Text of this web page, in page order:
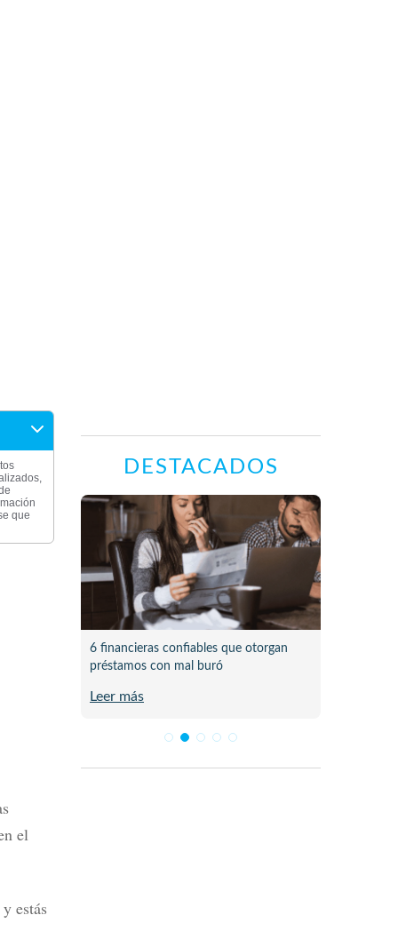
que
el
estás
DESTACADOS
6 financieras confiables que otorgan
préstamos con mal buró
Leer más